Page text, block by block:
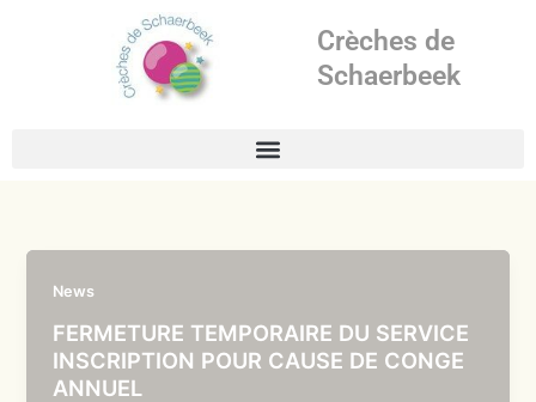
Crèches de
Schaerbeek
News
FERMETURE TEMPORAIRE DU SERVICE
INSCRIPTION POUR CAUSE DE CONGE
ANNUEL